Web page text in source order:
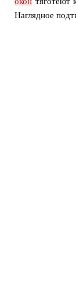
Наглядное